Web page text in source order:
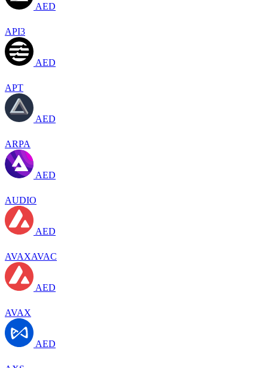
AED
API3
AED
APT
AED
ARPA
AED
AUDIO
AED
AVAXAVAC
AED
AVAX
AED